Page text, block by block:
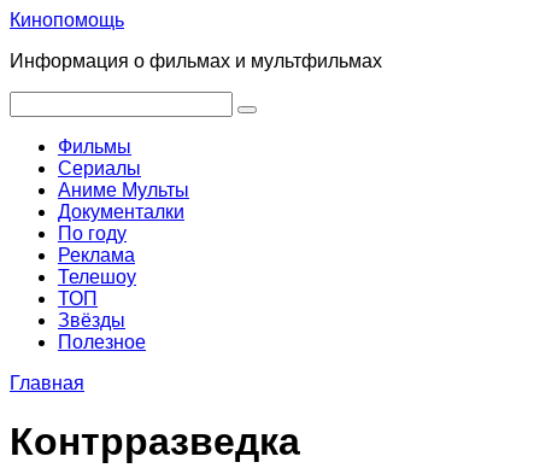
Перейти
контенту
Кинопомощь
Информация о фильмах и мультфильмах
Фильмы
Сериалы
Аниме Мульты
Документалки
По году
Реклама
Телешоу
ТОП
Звёзды
Полезное
Главная
Контрразведка